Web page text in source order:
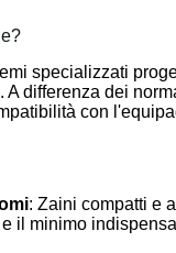
specializzati
differenza dei
con
: Zaini compatti e
il minimo